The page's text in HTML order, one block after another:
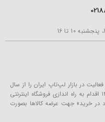
در بازار لپ‌تاپ ایران را از سال
۱۳۹۰ آغاز کرده است. این شرکت در سال ۱۴۰۲ اقدام به راه اندازی فروشگاه اینترنتی
در خرید» جهت عرضه کالاها بصورت